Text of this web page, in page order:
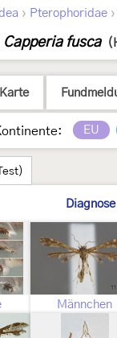
› Pterophoridae
Capperia fusca
Karte
EU
Diagnose
Männchen